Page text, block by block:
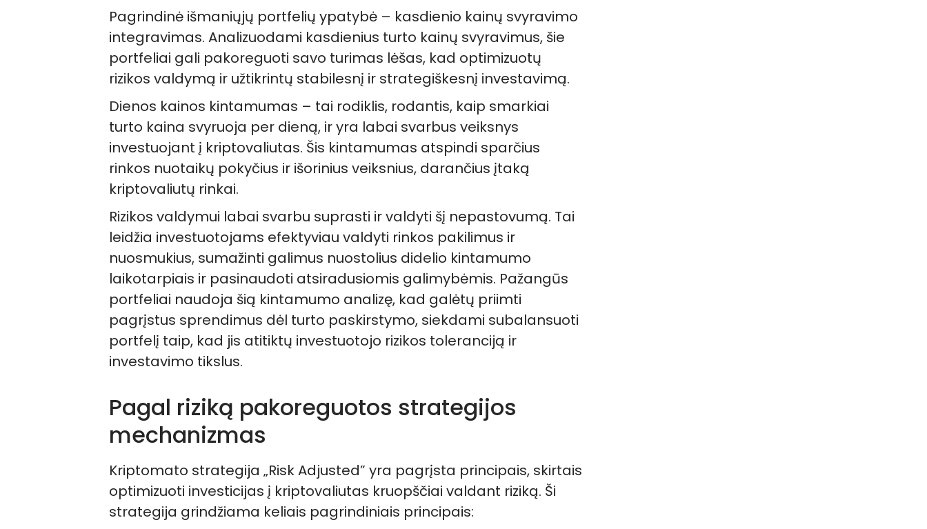
Pagrindinė išmaniųjų portfelių ypatybė – kasdienio kainų svyravimo
integravimas. Analizuodami kasdienius turto kainų svyravimus, šie
portfeliai gali pakoreguoti savo turimas lėšas, kad optimizuotų
rizikos valdymą ir užtikrintų stabilesnį ir strategiškesnį investavimą.
Dienos kainos kintamumas – tai rodiklis, rodantis, kaip smarkiai
turto kaina svyruoja per dieną, ir yra labai svarbus veiksnys
investuojant į kriptovaliutas. Šis kintamumas atspindi sparčius
rinkos nuotaikų pokyčius ir išorinius veiksnius, darančius įtaką
kriptovaliutų rinkai.
Rizikos valdymui labai svarbu suprasti ir valdyti šį nepastovumą. Tai
leidžia investuotojams efektyviau valdyti rinkos pakilimus ir
nuosmukius, sumažinti galimus nuostolius didelio kintamumo
laikotarpiais ir pasinaudoti atsiradusiomis galimybėmis. Pažangūs
portfeliai naudoja šią kintamumo analizę, kad galėtų priimti
pagrįstus sprendimus dėl turto paskirstymo, siekdami subalansuoti
portfelį taip, kad jis atitiktų investuotojo rizikos toleranciją ir
investavimo tikslus.
Pagal riziką pakoreguotos strategijos
mechanizmas
Kriptomato strategija „Risk Adjusted” yra pagrįsta principais, skirtais
optimizuoti investicijas į kriptovaliutas kruopščiai valdant riziką. Ši
strategija grindžiama keliais pagrindiniais principais: